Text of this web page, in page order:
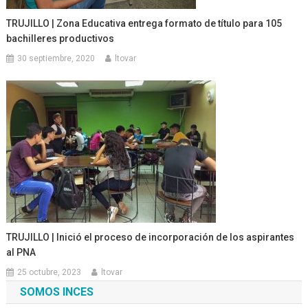
TRUJILLO | Zona Educativa entrega formato de título para 105
bachilleres productivos
30 septiembre, 2020 ltovar
TRUJILLO | Inició el proceso de incorporación de los aspirantes
al PNA
25 octubre, 2023 ltovar
SOMOS INCES